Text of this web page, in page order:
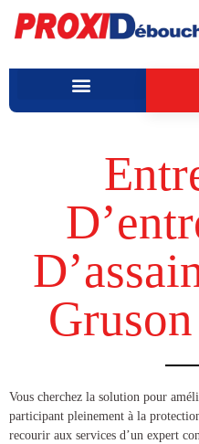
​​Vous cherchez la solution pour
participant pleinement à la
recourir aux services d’un expert